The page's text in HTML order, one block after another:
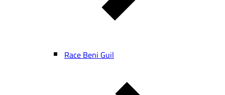
Race Beni Guil